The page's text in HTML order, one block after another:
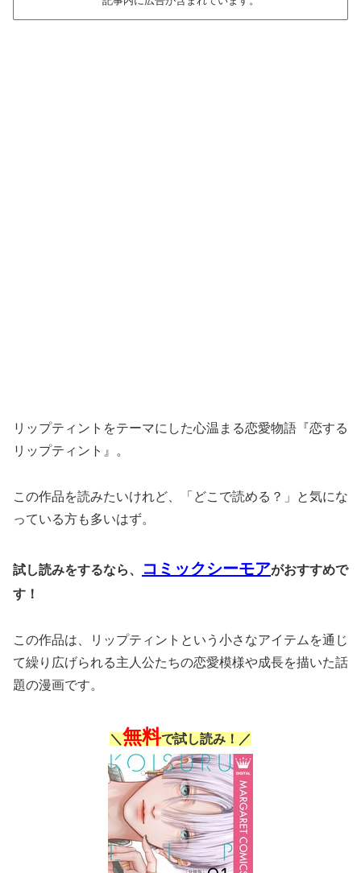
リップティントをテーマにした心温まる恋愛物語『恋する
リップティント』。
この作品を読みたいけれど、「どこで読める？」と気にな
っている方も多いはず。
試し読みをするなら、 コミックシーモアがおすすめで
す！
この作品は、リップティントという小さなアイテムを通じ
て繰り広げられる主人公たちの恋愛模様や成長を描いた話
題の漫画です。
＼ 無料で試し読み！／